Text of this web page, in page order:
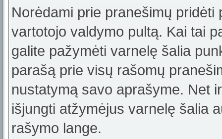
Norėdami prie pranešimų
vartotojo valdymo pultą. Kai tai
galite pažymėti varnelę šalia
parašą prie visų rašomų
nustatymą savo aprašyme. Net
išjungti atžymėjus varnelę šalia
rašymo lange.